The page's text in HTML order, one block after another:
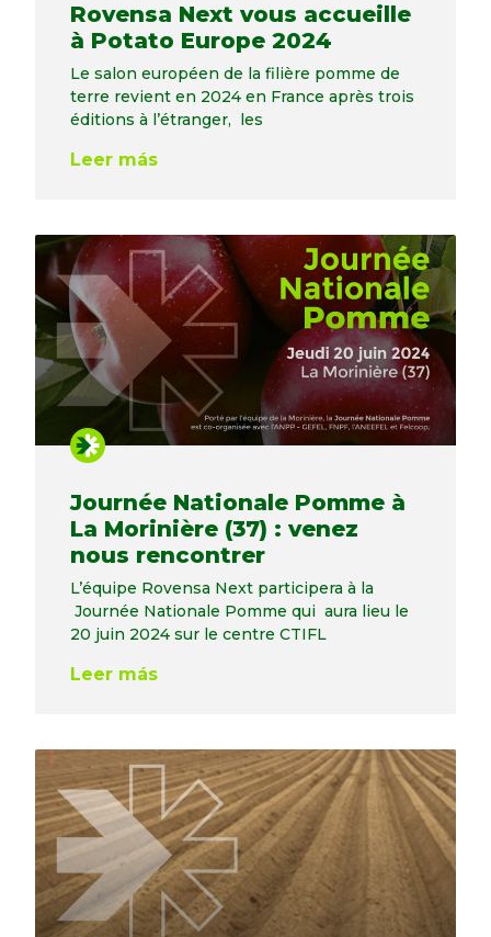
Rovensa Next vous accueille
à Potato Europe 2024
Le salon européen de la filière pomme de
terre revient en 2024 en France après trois
éditions à l’étranger, les
Leer más
Journée Nationale Pomme à
La Morinière (37) : venez
nous rencontrer
L’équipe Rovensa Next participera à la
Journée Nationale Pomme qui aura lieu le
20 juin 2024 sur le centre CTIFL
Leer más